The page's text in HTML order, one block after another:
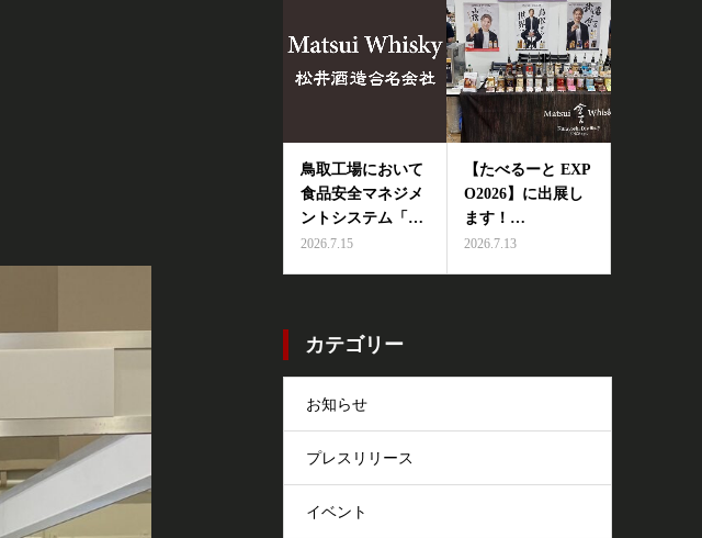
鳥取工場において
食品安全マネジメ
ントシステム「…
2026.7.15
【たべるーと EXP
O2026】に出展し
ます！…
2026.7.13
カテゴリー
お知らせ
プレスリリース
イベント